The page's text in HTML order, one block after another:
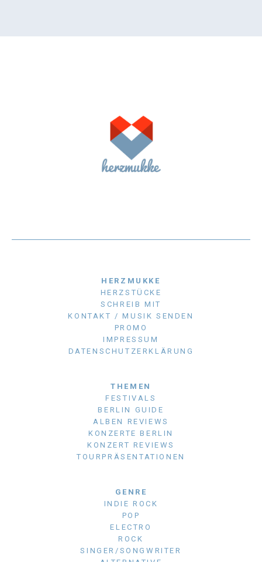
HERZMUKKE
HERZSTÜCKE
SCHREIB MIT
KONTAKT / MUSIK SENDEN
PROMO
IMPRESSUM
DATENSCHUTZERKLÄRUNG
THEMEN
FESTIVALS
BERLIN GUIDE
ALBEN REVIEWS
KONZERTE BERLIN
KONZERT REVIEWS
TOURPRÄSENTATIONEN
GENRE
INDIE ROCK
POP
ELECTRO
ROCK
SINGER/SONGWRITER